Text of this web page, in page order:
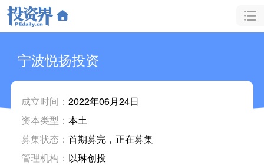
宁波悦扬投资
成立时间： 2022年06月24日
资本类型： 本土
募集状态： 首期募完，正在募集
管理机构： 以琳创投